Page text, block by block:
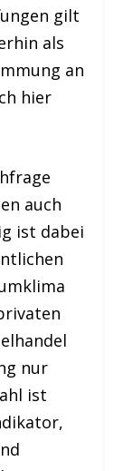
gilt
als
an
hier
auch
ist dabei
nur
ist